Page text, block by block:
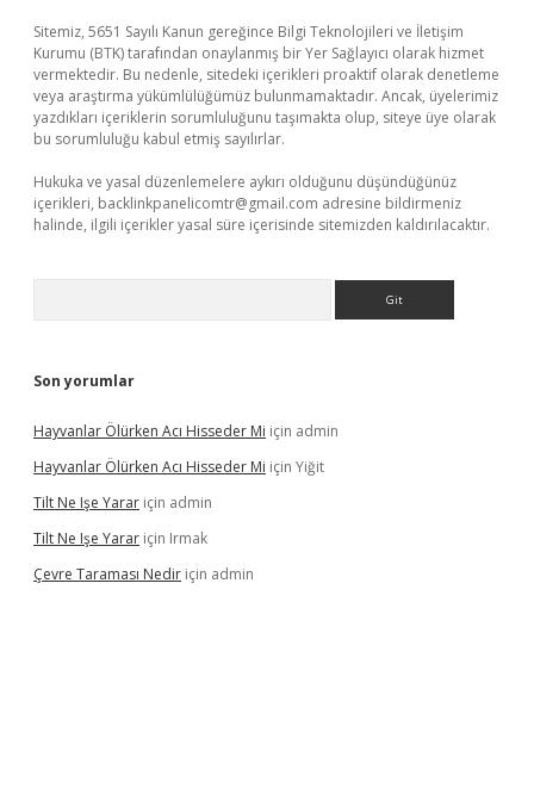
Sitemiz, 5651 Sayılı Kanun gereğince Bilgi Teknolojileri ve İletişim
Kurumu (BTK) tarafından onaylanmış bir Yer Sağlayıcı olarak hizmet
vermektedir. Bu nedenle, sitedeki içerikleri proaktif olarak denetleme
veya araştırma yükümlülüğümüz bulunmamaktadır. Ancak, üyelerimiz
yazdıkları içeriklerin sorumluluğunu taşımakta olup, siteye üye olarak
bu sorumluluğu kabul etmiş sayılırlar.
Hukuka ve yasal düzenlemelere aykırı olduğunu düşündüğünüz
içerikleri, backlinkpanelicomtr@gmail.com adresine bildirmeniz
halinde, ilgili içerikler yasal süre içerisinde sitemizden kaldırılacaktır.
Son yorumlar
Hayvanlar Ölürken Acı Hisseder Mi için admin
Hayvanlar Ölürken Acı Hisseder Mi için Yiğit
Tilt Ne Işe Yarar için admin
Tilt Ne Işe Yarar için Irmak
Çevre Taraması Nedir için admin